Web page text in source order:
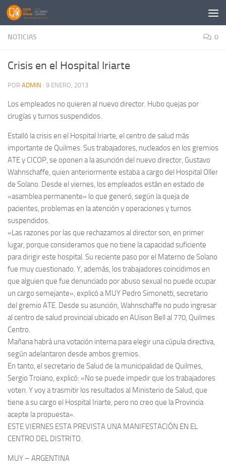
Saltar al contenido
NOTICIAS 0
Crisis en el Hospital Iriarte
POR ADMIN · 9 ENERO, 2013
Los empleados no quieren al nuevo director. Hubo quejas por
cirugías y turnos suspendidos.
Estalló la crisis en el Hospital Iriarte, el centro de salud más
importante de Quilmes. Sus trabajadores, nucleados en los gremios
ATE y CICOP, se oponen a la asunción del nuevo director, Gustavo
Wahnschaffe, quien anteriormente estaba a cargo del Hospital Oller
de Solano. Desde el viernes, los empleados están en estado de
«asamblea permanente» lo que generó, según la queja de
pacientes, problemas en la atención y operaciones y turnos
suspendidos.
«Las razones por las que rechazamos al director son, en primer
lugar, porque consideramos que no tiene la capacidad suficiente
para dirigir este hospital. Su reciente paso por el Materno de Solano
fue muy cuestionado. Y, además, los trabajadores coincidimos en
que alguien que fue denunciado por abuso sexual no puede ocupar
un cargo semejante», explicó a MUY Pedro Simonetti, secretario
del gremio ATE. Desde su asunción, Wahnschaffe no pudo ingresar
al centro de salud provincial ubicado en AUison Bell al 770, Quilmes
Centro.
Mañana habrá una votación interna para elegir una cúpula directiva,
según adelantaron desde ambos gremios.
En tanto, el secretario de Salud de la municipalidad de Quilmes,
Sergio Troiano, explicó: «No se puede impedir que los trabajadores
voten. Y voy a trasmitir los resultados al Ministerio de Salud, que
tiene a su cargo el Hospital Iriarte, pero no creo que la Provincia
acepte la propuesta».
ESTE VIERNES ESTA PREVISTA UNA MANIFESTACIÓN EN EL
CENTRO DEL DISTRITO.
MUY – ARGENTINA